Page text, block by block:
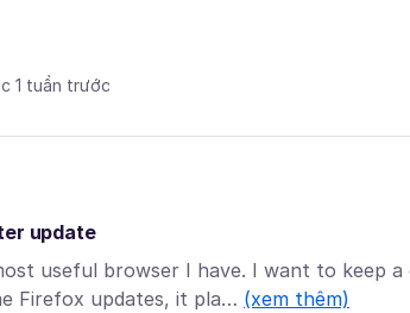
1 tuần trước
update
useful browser I have. I want to keep a
Firefox updates, it pla… (xem thêm)